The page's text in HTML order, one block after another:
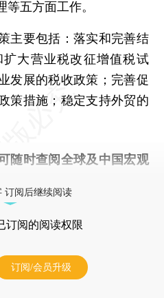
五方面工作。
要包括：落实和完善结
大营业税改征增值税试
发展的税收政策；完善促
策措施；稳定支持外贸的
可随时查阅全球及中国宏观
订阅后继续阅读
订阅的阅读权限
订阅/会员升级